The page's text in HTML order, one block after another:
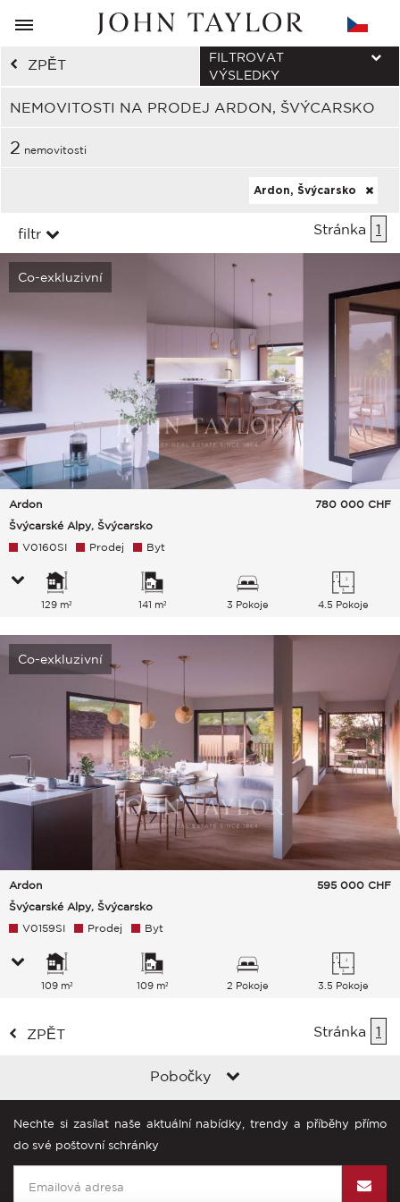
ZPĚT
NEMOVITOSTI NA PRODEJ ARDON, ŠVÝCARSKO
FILTROVAT
VÝSLEDKY
2 nemovitosti
Ardon, Švýcarsko
filtr Stránka 1
Co-exkluzivní
Ardon
Švýcarské Alpy, Švýcarsko
780 000 CHF
V0160SI Prodej Byt
129 m² 141 m² 3 Pokoje 4.5 Pokoje
Co-exkluzivní
Ardon
Švýcarské Alpy, Švýcarsko
595 000 CHF
V0159SI Prodej Byt
109 m² 109 m² 2 Pokoje 3.5 Pokoje
ZPĚT Stránka 1
Pobočky
Nechte si zasílat naše aktuální nabídky, trendy a příběhy přímo
do své poštovní schránky